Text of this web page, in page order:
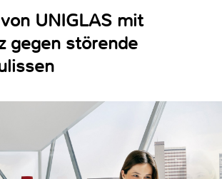
UNIGLAS mit
gegen störende